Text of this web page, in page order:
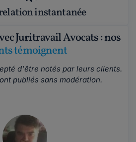
instantanée
Juritravail Avocats : nos
témoignent
d'être notés par leurs clients.
publiés sans modération.